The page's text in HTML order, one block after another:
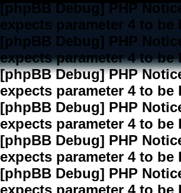
[phpBB Debug] PHP
expects parameter 4 to
[phpBB Debug] PHP
expects parameter 4 to
[phpBB Debug] PHP
expects parameter 4 to
[phpBB Debug] PHP
expects parameter 4 to
[phpBB Debug] PHP
expects parameter 4 to
[phpBB Debug] PHP
expects parameter 4 to